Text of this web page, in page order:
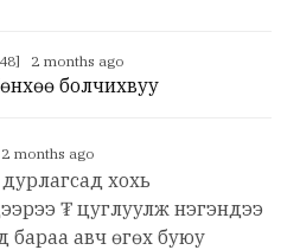
2 months ago
болчихвуу
months ago
дурлагсад хохь
₮ цуглуулж нэгэндээ
бараа авч өгөх буюу